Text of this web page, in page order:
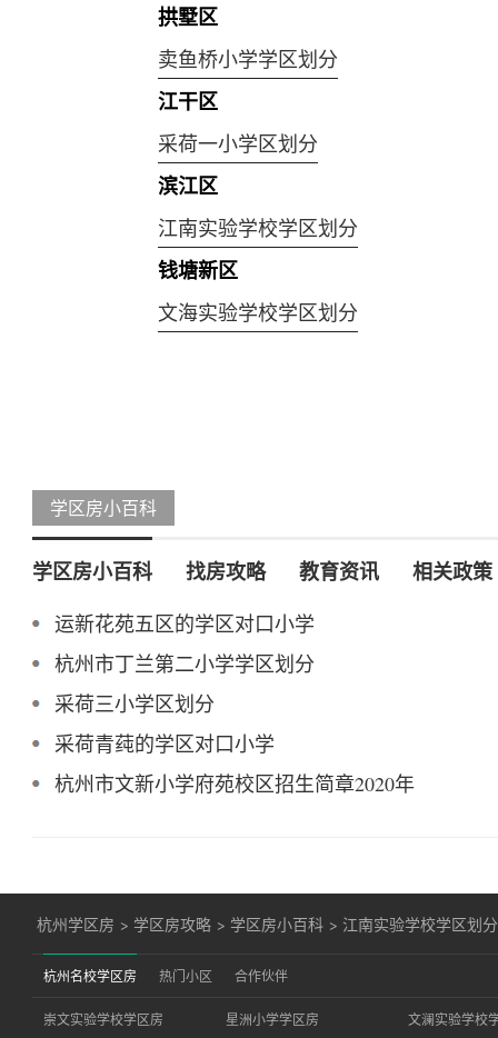
拱墅区
卖鱼桥小学学区划分
江干区
采荷一小学区划分
滨江区
江南实验学校学区划分
钱塘新区
文海实验学校学区划分
学区房小百科
学区房小百科 找房攻略 教育资讯 相关政策
运新花苑五区的学区对口小学
杭州市丁兰第二小学学区划分
采荷三小学区划分
采荷青莼的学区对口小学
杭州市文新小学府苑校区招生简章2020年
杭州学区房 > 学区房攻略 > 学区房小百科 > 江南实验学校学区划分
杭州名校学区房 热门小区 合作伙伴
崇文实验学校学区房 星洲小学学区房 文澜实验学校